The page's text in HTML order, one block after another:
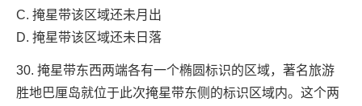
C. 掩星带该区域还未月出
D. 掩星带该区域还未日落
30. 掩星带东西两端各有一个椭圆标识的区域，著名旅游
胜地巴厘岛就位于此次掩星带东侧的标识区域内。这个两